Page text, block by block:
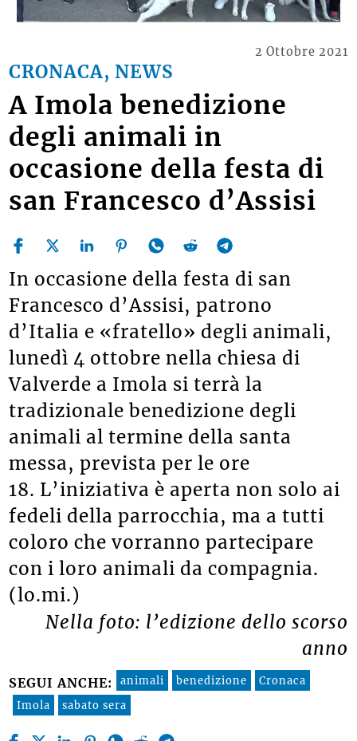
CRONACA, NEWS
2 Ottobre 2021
A Imola benedizione
degli animali in
occasione della festa di
san Francesco d’Assisi
In occasione della festa di san
Francesco d’Assisi, patrono
d’Italia e «fratello» degli animali,
lunedì 4 ottobre nella chiesa di
Valverde a Imola si terrà la
tradizionale benedizione degli
animali al termine della santa
messa, prevista per le ore
18. L’iniziativa è aperta non solo ai
fedeli della parrocchia, ma a tutti
coloro che vorranno partecipare
con i loro animali da compagnia.
(lo.mi.)
Nella foto: l’edizione dello scorso
anno
SEGUI ANCHE: animali benedizione
Cronaca
Imola
sabato sera